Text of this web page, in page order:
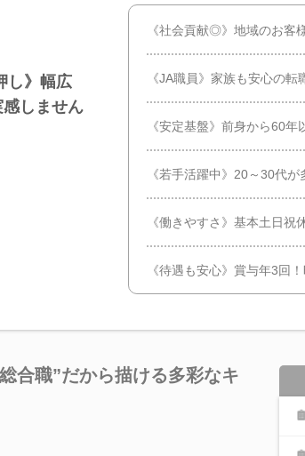
し》幅広
しません
《社会貢献◎》地域のお客
《JA職員》家族も安心の
《安定基盤》前身から60
《若手活躍中》20～30代
《働きやすさ》基本土日祝
《待遇も安心》賞与年3回
合職”だから描ける多彩なキ